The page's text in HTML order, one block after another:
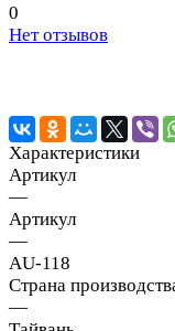
0
Нет отзывов
Характеристики
Артикул
—
Артикул
—
AU-118
Страна
—